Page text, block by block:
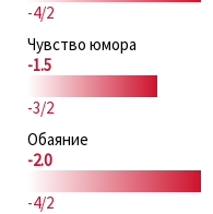
-4/2
Чувство юмора
-1.5
-3/2
Обаяние
-2.0
-4/2